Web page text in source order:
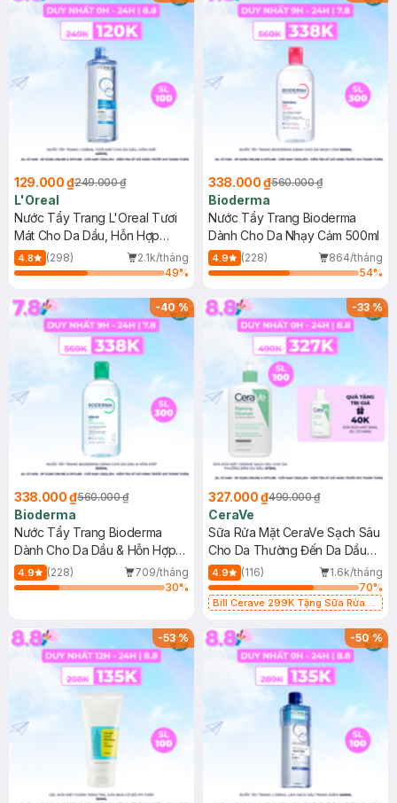
129.000 ₫249.000 ₫
L'Oreal
Nước Tẩy Trang L'Oreal Tươi
Mát Cho Da Dầu, Hỗn Hợp
400ml
4.8 (298)
2.1k/tháng
49%
338.000 ₫560.000 ₫
Bioderma
Nước Tẩy Trang Bioderma
Dành Cho Da Nhạy Cảm 500ml
4.9 (228)
864/tháng
54%
-40%
338.000 ₫560.000 ₫
Bioderma
Nước Tẩy Trang Bioderma
Dành Cho Da Dầu & Hỗn Hợp
500ml
4.9 (228)
709/tháng
30%
-33%
327.000 ₫490.000 ₫
CeraVe
Sữa Rửa Mặt CeraVe Sạch Sâu
Cho Da Thường Đến Da Dầu
473ml
4.9 (116)
1.6k/tháng
70%
Bill Cerave 299K Tặng Sữa Rửa
-53% -50%